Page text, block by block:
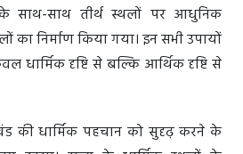
साथ-साथ तीर्थ स्थलों पर आधुनिक
का निर्माण किया गया। इन सभी उपायों
धार्मिक दृष्टि से बल्कि आर्थिक दृष्टि से
की धार्मिक पहचान को सुदृढ़ करने के